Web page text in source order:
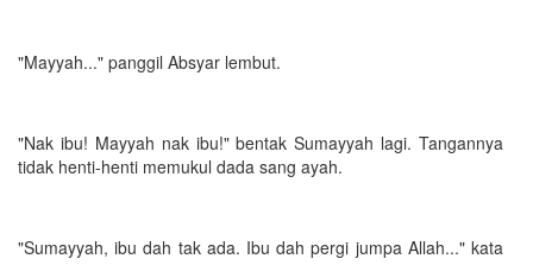
"Mayyah..." panggil Absyar lembut.
"Nak ibu! Mayyah nak ibu!" bentak Sumayyah lagi. Tangannya
tidak henti-henti memukul dada sang ayah.
"Sumayyah, ibu dah tak ada. Ibu dah pergi jumpa Allah..." kata